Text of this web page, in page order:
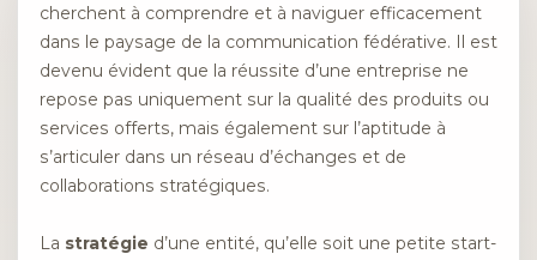
cherchent à comprendre et à naviguer efficacement
dans le paysage de la communication fédérative. Il est
devenu évident que la réussite d’une entreprise ne
repose pas uniquement sur la qualité des produits ou
services offerts, mais également sur l’aptitude à
s’articuler dans un réseau d’échanges et de
collaborations stratégiques.
La stratégie d’une entité, qu’elle soit une petite start-